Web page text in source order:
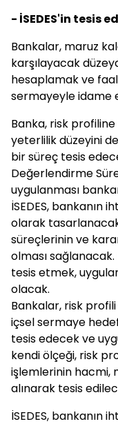
- İSEDES'in tesis
Bankalar, maruz
karşılayacak
hesaplamak ve
sermayeyle idame
Banka, risk
yeterlilik düzeyini
bir süreç tesis
Değerlendirme
uygulanması
İSEDES, bankanın
olarak
süreçlerinin ve
olması sağlanacak.
tesis etmek,
olacak.
Bankalar, risk
içsel sermaye
tesis edecek ve
kendi ölçeği, risk
işlemlerinin hacmi,
alınarak tesis
İSEDES, bankanın